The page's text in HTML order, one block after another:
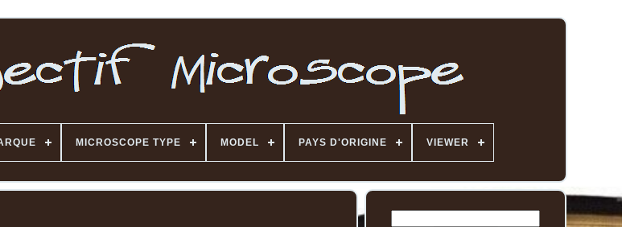
MICROSCOPE TYPE MODEL PAYS D'ORIGINE VIEWER